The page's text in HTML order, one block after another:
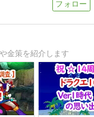
金策を紹介します